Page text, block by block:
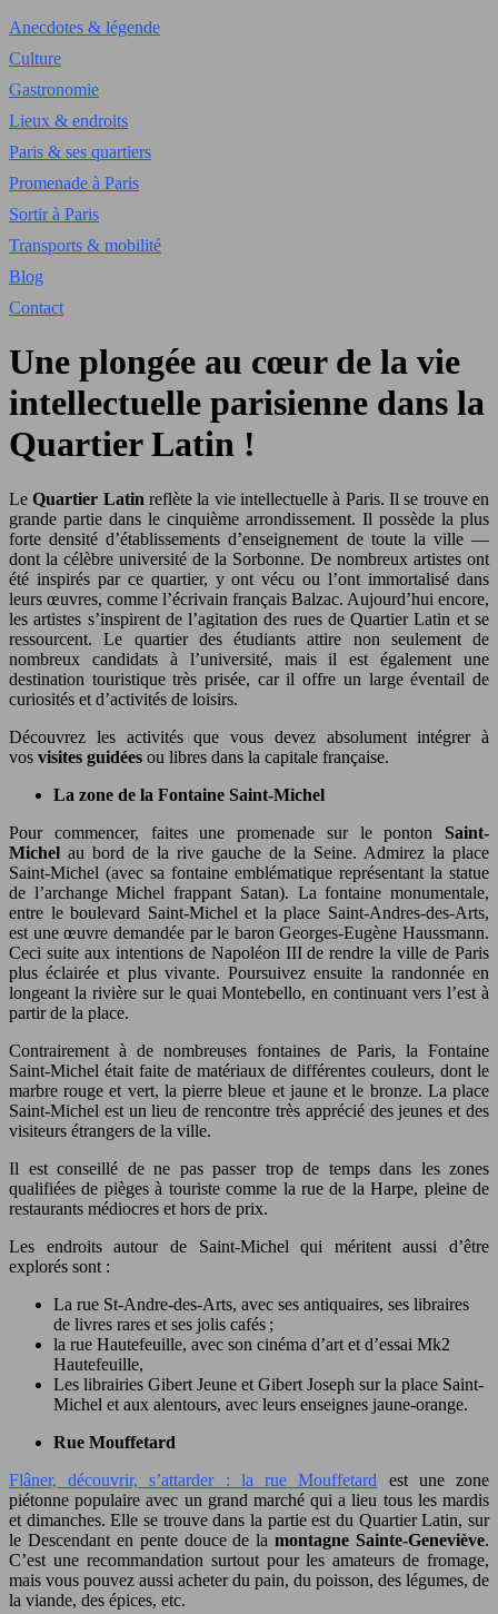
Anecdotes & légende
Culture
Gastronomie
Lieux & endroits
Paris & ses quartiers
Promenade à Paris
Sortir à Paris
Transports & mobilité
Blog
Contact
Une plongée au cœur de la vie
intellectuelle parisienne dans la
Quartier Latin !
Le Quartier Latin reflète la vie intellectuelle à Paris. Il se trouve en
grande partie dans le cinquième arrondissement. Il possède la plus
forte densité d’établissements d’enseignement de toute la ville —
dont la célèbre université de la Sorbonne. De nombreux artistes ont
été inspirés par ce quartier, y ont vécu ou l’ont immortalisé dans
leurs œuvres, comme l’écrivain français Balzac. Aujourd’hui encore,
les artistes s’inspirent de l’agitation des rues de Quartier Latin et se
ressourcent. Le quartier des étudiants attire non seulement de
nombreux candidats à l’université, mais il est également une
destination touristique très prisée, car il offre un large éventail de
curiosités et d’activités de loisirs.
Découvrez les activités que vous devez absolument intégrer à
vos visites guidées ou libres dans la capitale française.
La zone de la Fontaine Saint-Michel
Pour commencer, faites une promenade sur le ponton Saint-
Michel au bord de la rive gauche de la Seine. Admirez la place
Saint-Michel (avec sa fontaine emblématique représentant la statue
de l’archange Michel frappant Satan). La fontaine monumentale,
entre le boulevard Saint-Michel et la place Saint-Andres-des-Arts,
est une œuvre demandée par le baron Georges-Eugène Haussmann.
Ceci suite aux intentions de Napoléon III de rendre la ville de Paris
plus éclairée et plus vivante. Poursuivez ensuite la randonnée en
longeant la rivière sur le quai Montebello, en continuant vers l’est à
partir de la place.
Contrairement à de nombreuses fontaines de Paris, la Fontaine
Saint-Michel était faite de matériaux de différentes couleurs, dont le
marbre rouge et vert, la pierre bleue et jaune et le bronze. La place
Saint-Michel est un lieu de rencontre très apprécié des jeunes et des
visiteurs étrangers de la ville.
Il est conseillé de ne pas passer trop de temps dans les zones
qualifiées de pièges à touriste comme la rue de la Harpe, pleine de
restaurants médiocres et hors de prix.
Les endroits autour de Saint-Michel qui méritent aussi d’être
explorés sont :
La rue St-Andre-des-Arts, avec ses antiquaires, ses libraires
de livres rares et ses jolis cafés ;
la rue Hautefeuille, avec son cinéma d’art et d’essai Mk2
Hautefeuille,
Les librairies Gibert Jeune et Gibert Joseph sur la place Saint-
Michel et aux alentours, avec leurs enseignes jaune-orange.
Rue Mouffetard
Flâner, découvrir, s’attarder : la rue Mouffetard est une zone
piétonne populaire avec un grand marché qui a lieu tous les mardis
et dimanches. Elle se trouve dans la partie est du Quartier Latin, sur
le Descendant en pente douce de lamontagne Sainte-Geneviève.
C’est une recommandation surtout pour les amateurs de fromage,
mais vous pouvez aussi acheter du pain, du poisson, des légumes, de
la viande, des épices, etc.